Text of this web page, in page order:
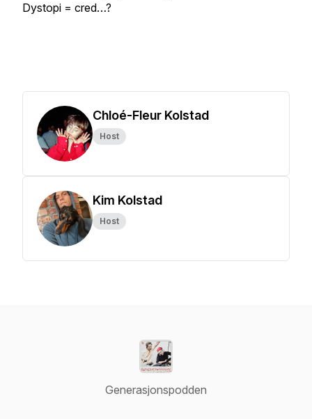
Dystopi = cred…?
Chloé-Fleur Kolstad
Host
Kim Kolstad
Host
Generasjonspodden